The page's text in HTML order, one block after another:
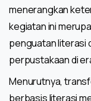
menerangkan
kegiatan ini
penguatan literasi
perpustakaan di
Menurutnya,
berbasis literasi